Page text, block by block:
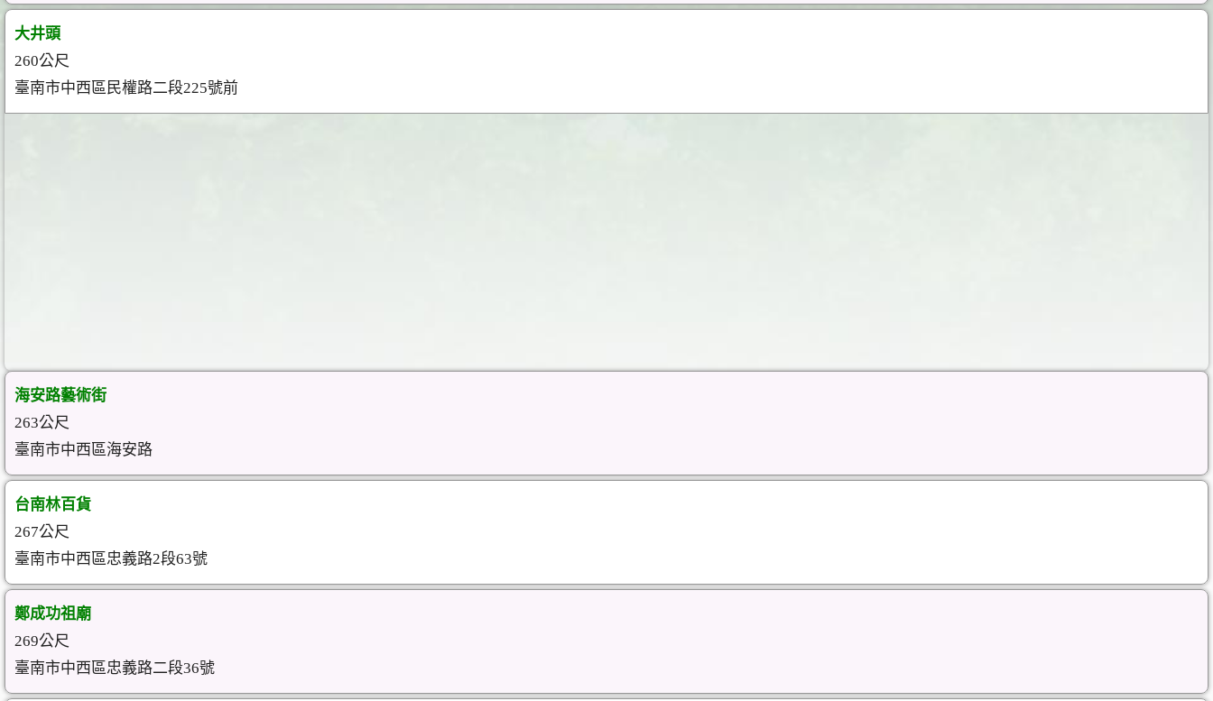
大井頭
260公尺
臺南市中西區民權路二段225號前
海安路藝術街
263公尺
臺南市中西區海安路
台南林百貨
267公尺
臺南市中西區忠義路2段63號
鄭成功祖廟
269公尺
臺南市中西區忠義路二段36號